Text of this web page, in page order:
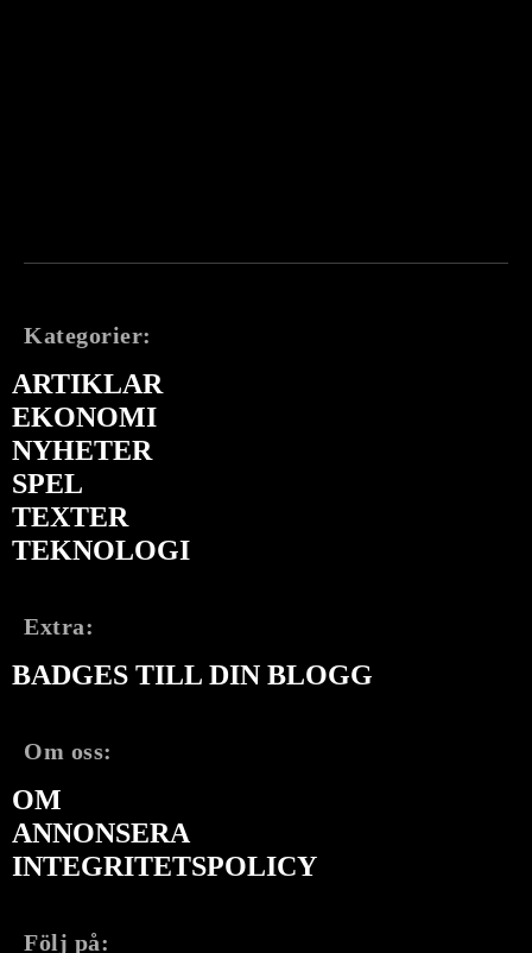
Kategorier:
ARTIKLAR
EKONOMI
NYHETER
SPEL
TEXTER
TEKNOLOGI
Extra:
BADGES TILL DIN BLOGG
Om oss:
OM
ANNONSERA
INTEGRITETSPOLICY
Följ på: